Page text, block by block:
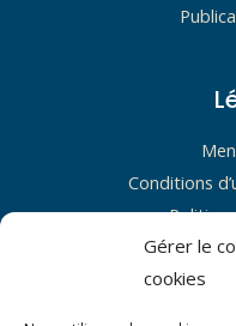
Gérer le
cookies
Conditions